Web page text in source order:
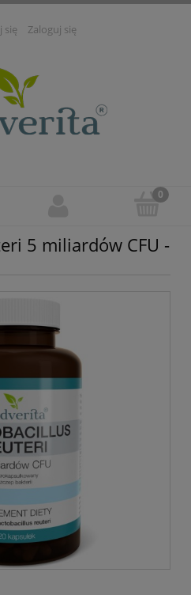
się Zaloguj się
5 miliardów CFU -